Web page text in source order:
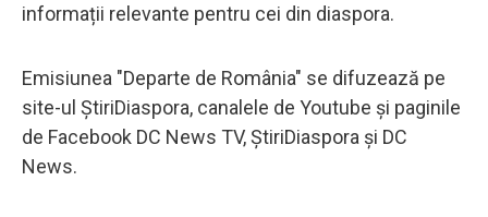
informații relevante pentru cei din diaspora.
Emisiunea "Departe de România" se difuzează pe
site-ul ȘtiriDiaspora, canalele de Youtube și paginile
de Facebook DC News TV, ȘtiriDiaspora și DC
News.